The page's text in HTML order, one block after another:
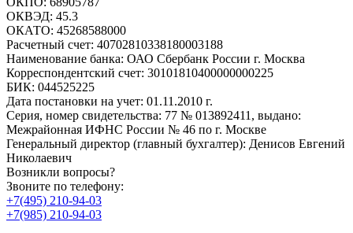
ОКВЭД: 45.3
ОКАТО: 45268588000
Расчетный счет: 40702810338180003188
Наименование банка: ОАО Сбербанк России г. Москва
Корреспондентский счет: 30101810400000000225
БИК: 044525225
Дата постановки на учет: 01.11.2010 г.
Серия, номер свидетельства: 77 № 013892411, выдано:
Межрайонная ИФНС России № 46 по г. Москве
Генеральный директор (главный бухгалтер): Денисов Евгений
Николаевич
Возникли вопросы?
Звоните по телефону:
+7(495) 210-94-03
+7(985) 210-94-03